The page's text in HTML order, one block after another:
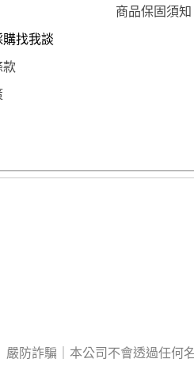
商品保固須知
找我談
款
嚴防詐騙｜本公司不會透過任何